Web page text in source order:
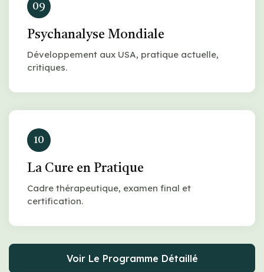
09
Psychanalyse Mondiale
Développement aux USA, pratique actuelle,
critiques.
10
La Cure en Pratique
Cadre thérapeutique, examen final et
certification.
Voir Le Programme Détaillé